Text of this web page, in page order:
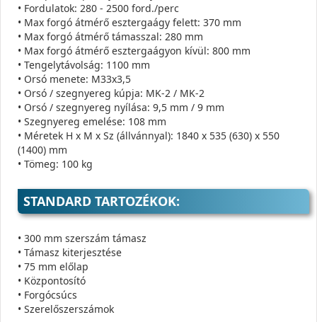
• Fordulatok: 280 - 2500 ford./perc
• Max forgó átmérő esztergaágy felett: 370 mm
• Max forgó átmérő támasszal: 280 mm
• Max forgó átmérő esztergaágyon kívül: 800 mm
• Tengelytávolság: 1100 mm
• Orsó menete: M33x3,5
• Orsó / szegnyereg kúpja: MK-2 / MK-2
• Orsó / szegnyereg nyílása: 9,5 mm / 9 mm
• Szegnyereg emelése: 108 mm
• Méretek H x M x Sz (állvánnyal): 1840 x 535 (630) x 550
(1400) mm
• Tömeg: 100 kg
STANDARD TARTOZÉKOK:
• 300 mm szerszám támasz
• Támasz kiterjesztése
• 75 mm előlap
• Központosító
• Forgócsúcs
• Szerelőszerszámok